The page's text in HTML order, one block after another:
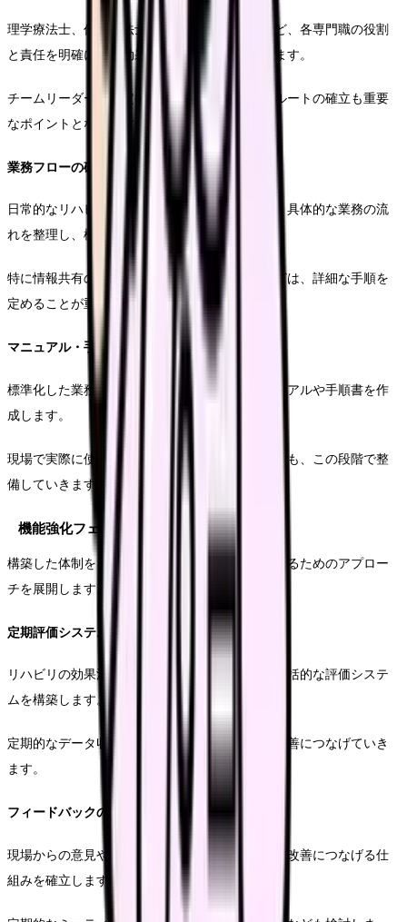
理学療法士、作業療法士、看護師、介護職員など、各専門職の役割
と責任を明確にし、効果的なチーム編成を行います。
チームリーダーの選定や、コミュニケーションルートの確立も重要
なポイントとなります。
業務フローの確立プロセス
日常的なリハビリ業務から記録管理、評価まで、具体的な業務の流
れを整理し、標準化します。
特に情報共有の方法や、緊急時の対応フローなどは、詳細な手順を
定めることが重要です。
マニュアル・手順書の整備
標準化した業務フローに基づき、具体的なマニュアルや手順書を作
成します。
現場で実際に使用する書類やチェックリストなども、この段階で整
備していきます。
機能強化フェーズの実践
構築した体制をさらに強化し、継続的な改善を図るためのアプロー
チを展開します。
定期評価システムの構築
リハビリの効果測定から業務効率の評価まで、包括的な評価システ
ムを構築します。
定期的なデータ収集と分析を通じて、継続的な改善につなげていき
ます。
フィードバックの仕組み作り
現場からの意見や改善提案を収集し、実際の業務改善につなげる仕
組みを確立します。